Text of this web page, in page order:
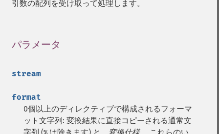
引数の配列を受け取って処理します。
パラメータ
stream
format
0個以上のディレクティブで構成されるフォーマ
ット文字列: 変換結果に直接コピーされる通常文